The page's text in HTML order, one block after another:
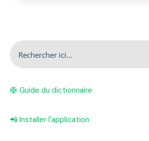
🛟 Guide du dictionnaire
📲 Installer l'application